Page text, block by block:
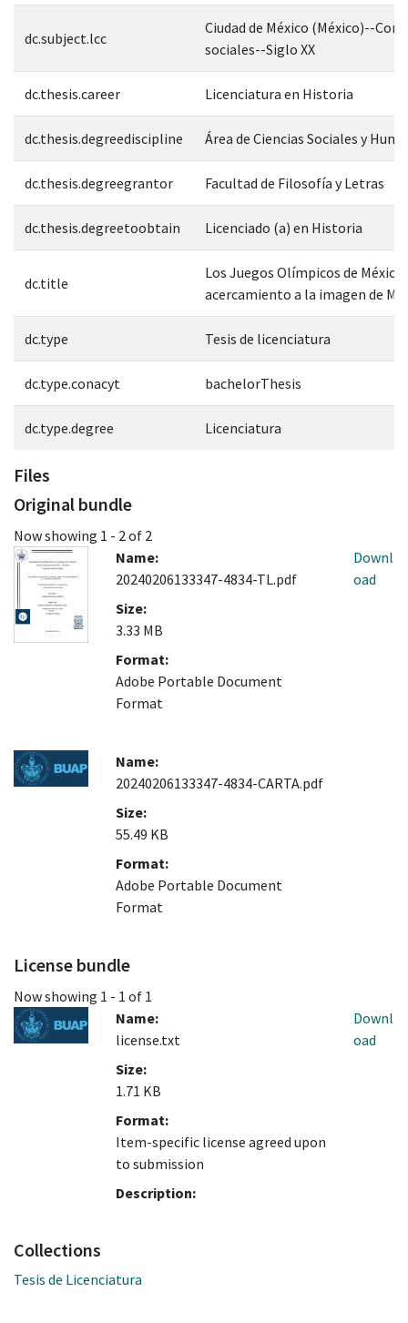
dc.subject.lcc
Ciudad de México (México)--
sociales--Siglo XX
dc.thesis.career Licenciatura en Historia
dc.thesis.degreediscipline Área de Ciencias Sociales y
dc.thesis.degreegrantor Facultad de Filosofía y Letras
dc.thesis.degreetoobtain Licenciado (a) en Historia
dc.title
Los Juegos Olímpicos de México
acercamiento a la imagen de
dc.type Tesis de licenciatura
dc.type.conacyt bachelorThesis
dc.type.degree Licenciatura
Files
Original bundle
Now showing 1 - 2 of 2
Name:
20240206133347-4834-TL.pdf
Size:
3.33 MB
Format:
Adobe Portable Document
Format
Downl
oad
Name:
20240206133347-4834-CARTA.pdf
Size:
55.49 KB
Format:
Adobe Portable Document
Format
License bundle
Now showing 1 - 1 of 1
Name:
license.txt
Size:
1.71 KB
Format:
Item-specific license agreed upon
to submission
Description:
Downl
oad
Collections
Tesis de Licenciatura